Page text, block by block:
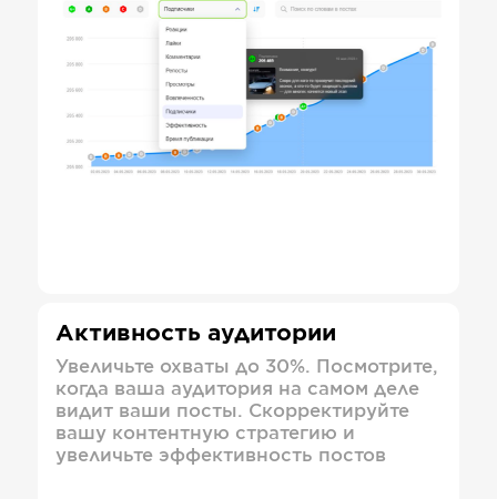
Активность аудитории
Увеличьте охваты до 30%. Посмотрите,
когда ваша аудитория на самом деле
видит ваши посты. Скорректируйте
вашу контентную стратегию и
увеличьте эффективность постов